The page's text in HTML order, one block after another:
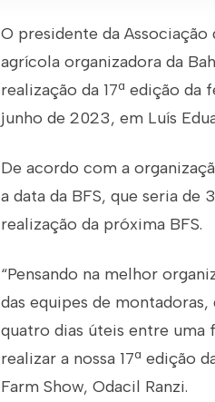
O presidente da
agrícola organizadora da
realização da 17ª edição
junho de 2023, em Luís
De acordo com a
a data da BFS, que seria de
realização da próxima BFS.
“Pensando na melhor
das equipes de
quatro dias úteis entre uma
realizar a nossa 17ª edição
Farm Show, Odacil Ranzi.